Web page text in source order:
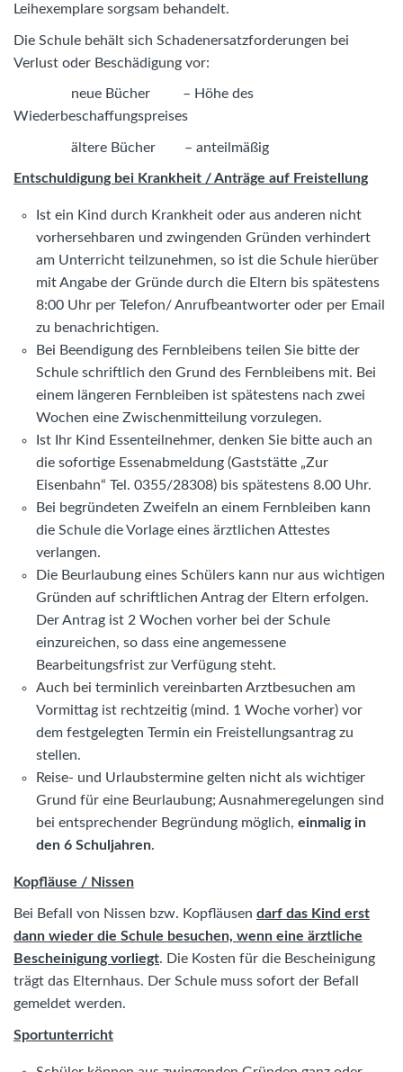
Leihexemplare sorgsam behandelt.
Die Schule behält sich Schadenersatzforderungen bei
Verlust oder Beschädigung vor:
neue Bücher – Höhe des
Wiederbeschaffungspreises
ältere Bücher – anteilmäßig
Entschuldigung bei Krankheit / Anträge auf Freistellung
Ist ein Kind durch Krankheit oder aus anderen nicht
vorhersehbaren und zwingenden Gründen verhindert
am Unterricht teilzunehmen, so ist die Schule hierüber
mit Angabe der Gründe durch die Eltern bis spätestens
8:00 Uhr per Telefon/ Anrufbeantworter oder per Email
zu benachrichtigen.
Bei Beendigung des Fernbleibens teilen Sie bitte der
Schule schriftlich den Grund des Fernbleibens mit. Bei
einem längeren Fernbleiben ist spätestens nach zwei
Wochen eine Zwischenmitteilung vorzulegen.
Ist Ihr Kind Essenteilnehmer, denken Sie bitte auch an
die sofortige Essenabmeldung (Gaststätte „Zur
Eisenbahn“ Tel. 0355/28308) bis spätestens 8.00 Uhr.
Bei begründeten Zweifeln an einem Fernbleiben kann
die Schule die Vorlage eines ärztlichen Attestes
verlangen.
Die Beurlaubung eines Schülers kann nur aus wichtigen
Gründen auf schriftlichen Antrag der Eltern erfolgen.
Der Antrag ist 2 Wochen vorher bei der Schule
einzureichen, so dass eine angemessene
Bearbeitungsfrist zur Verfügung steht.
Auch bei terminlich vereinbarten Arztbesuchen am
Vormittag ist rechtzeitig (mind. 1 Woche vorher) vor
dem festgelegten Termin ein Freistellungsantrag zu
stellen.
Reise- und Urlaubstermine gelten nicht als wichtiger
Grund für eine Beurlaubung; Ausnahmeregelungen sind
bei entsprechender Begründung möglich, einmalig in
den 6 Schuljahren.
Kopfläuse / Nissen
Bei Befall von Nissen bzw. Kopfläusen darf das Kind erst
dann wieder die Schule besuchen, wenn eine ärztliche
Bescheinigung vorliegt. Die Kosten für die Bescheinigung
trägt das Elternhaus. Der Schule muss sofort der Befall
gemeldet werden.
Sportunterricht